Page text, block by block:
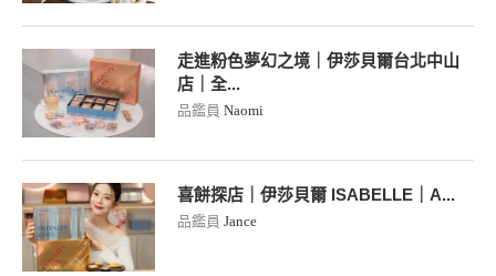
走進粉色夢幻之境｜伊莎貝爾台北中山
店｜全...
品鑑員 Naomi
喜餅探店｜伊莎貝爾 ISABELLE｜A...
品鑑員 Jance